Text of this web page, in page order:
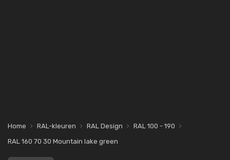
Home RAL-kleuren RAL Design
RAL 100 - 190
RAL 160 70 30 Mountain lake green